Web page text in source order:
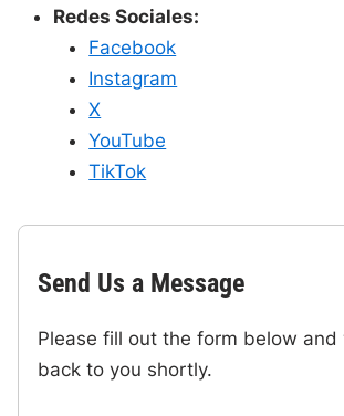
Redes Sociales:
Facebook
Instagram
X
YouTube
TikTok
Send Us a Message
Please fill out the form below
back to you shortly.